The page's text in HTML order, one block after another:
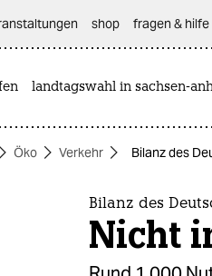
shop fragen & hilfe
landtagswahl in sachsen-
Öko Verkehr Bilanz des
Bilanz des
Nicht